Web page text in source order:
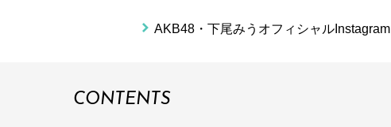
AKB48・下尾みうオフィシャルInstagram
CONTENTS